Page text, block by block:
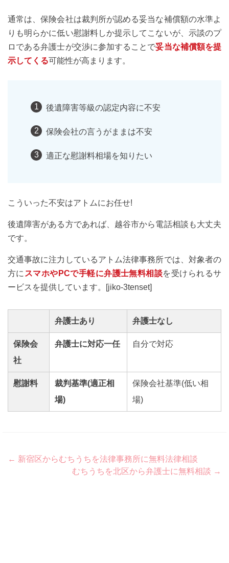
通常は、保険会社は裁判所が認める妥当な補償額の水準よ
りも明らかに低い慰謝料しか提示してこないが、示談のプ
ロである弁護士が交渉に参加することで妥当な補償額を提
示してくる可能性が高まります。
後遺障害等級の認定内容に不安
保険会社の言うがままは不安
適正な慰謝料相場を知りたい
こういった不安はアトムにお任せ!
後遺障害がある方であれば、越谷市から電話相談も大丈夫
です。
交通事故に注力しているアトム法律事務所では、対象者の
方に スマホやPCで手軽に弁護士無料相談を受けられるサ
ービスを提供しています。[jiko-3tenset]
弁護士あり 弁護士なし
保険会
社
弁護士に対応一任 自分で対応
慰謝料
裁判基準(適正相
場)
保険会社基準(低い相
場)
Post
navigation
← 新宿区からむちうちを法律事務所に無料法律相談
むちうちを北区から弁護士に無料相談 →